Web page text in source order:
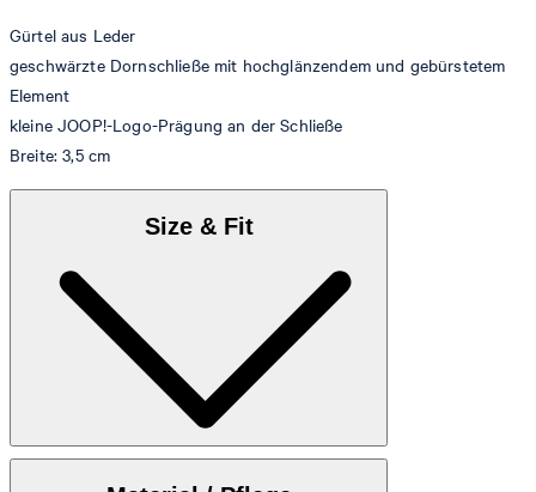
Gürtel aus Leder
geschwärzte Dornschließe mit hochglänzendem und gebürstetem
Element
kleine JOOP!-Logo-Prägung an der Schließe
Breite: 3,5 cm
Size & Fit